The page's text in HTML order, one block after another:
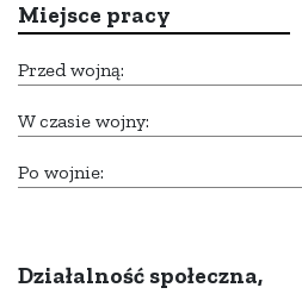
Miejsce pracy
Przed wojną:
W czasie wojny:
Po wojnie:
Działalność społeczna,